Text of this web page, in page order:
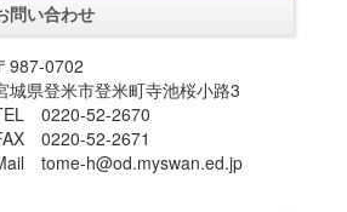
問い合わせ
987-0702
城県登米市登米町寺池桜小路3
0220-52-2670
0220-52-2671
tome-h@od.myswan.ed.jp